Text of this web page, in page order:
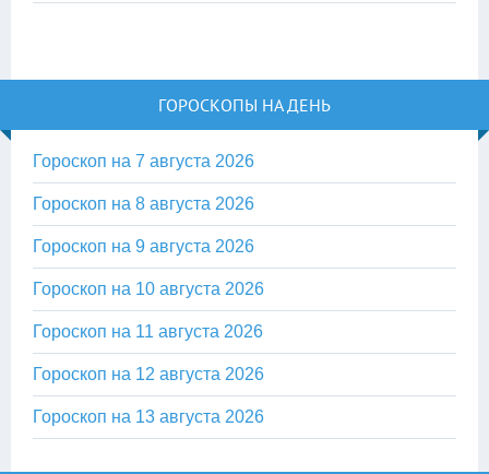
ГОРОСКОПЫ НА ДЕНЬ
Гороскоп на 7 августа 2026
Гороскоп на 8 августа 2026
Гороскоп на 9 августа 2026
Гороскоп на 10 августа 2026
Гороскоп на 11 августа 2026
Гороскоп на 12 августа 2026
Гороскоп на 13 августа 2026